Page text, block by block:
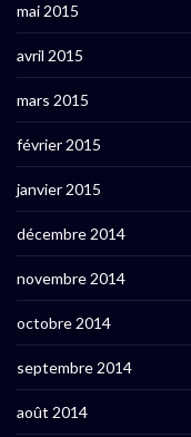
mai 2015
avril 2015
mars 2015
février 2015
janvier 2015
décembre 2014
novembre 2014
octobre 2014
septembre 2014
août 2014